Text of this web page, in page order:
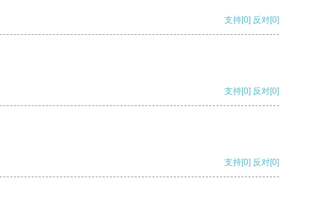
支持[0] 反对[0]
支持[0] 反对[0]
支持[0] 反对[0]